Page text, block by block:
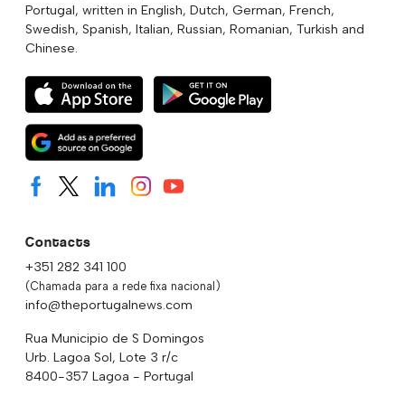
Portugal, written in English, Dutch, German, French,
Swedish, Spanish, Italian, Russian, Romanian, Turkish and
Chinese.
Contacts
+351 282 341 100
(Chamada para a rede fixa nacional)
info@theportugalnews.com
Rua Municipio de S Domingos
Urb. Lagoa Sol, Lote 3 r/c
8400-357 Lagoa - Portugal